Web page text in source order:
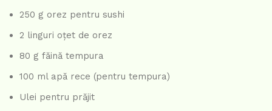
250 g orez pentru sushi
2 linguri oțet de orez
80 g făină tempura
100 ml apă rece (pentru tempura)
Ulei pentru prăjit